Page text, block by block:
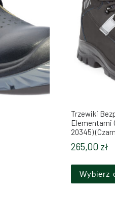
Ten produkt ma wiele wariantów.
Trzewiki
Elementami
20345)
265,00 zł
Wybierz